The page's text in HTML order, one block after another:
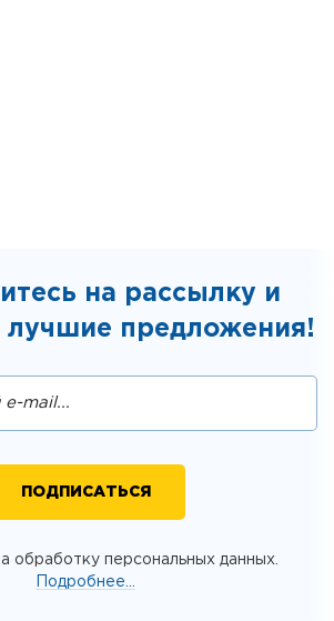
на рассылку и
лучшие предложения!
обработку персональных данных.
Подробнее...